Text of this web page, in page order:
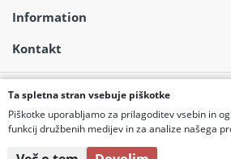
Vračila
Osebni podatki
Pravice kupcev
LED ogledala
Postelje
Kuhinjske mize
3D PVC paneli
Information
O nas
Članski klub
Za dobavitelje
Blagovne znamke
Kontakt
Prušnikova ulica 89,
Ljubljana 1000
030 720 070
4.92/5 -
© 2026 Pegasus Pro d.o.o. All
Ta spletna stran vsebuje piškotke
Piškotke uporabljamo za prilagoditev vsebin in
funkcij družbenih medijev in za analize našega